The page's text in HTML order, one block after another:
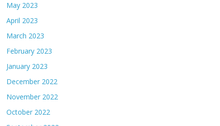
May 2023
April 2023
March 2023
February 2023
January 2023
December 2022
November 2022
October 2022